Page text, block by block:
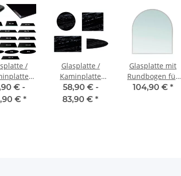
/
Glas –
€ -
€ *
Glasplatte /
Kaminplatte
ESG-Glas –
Marmorschwarz
58,90 € -
83,90 € *
Glasplatte mit
Rundbogen für
Kaminofen und
104,90 € *